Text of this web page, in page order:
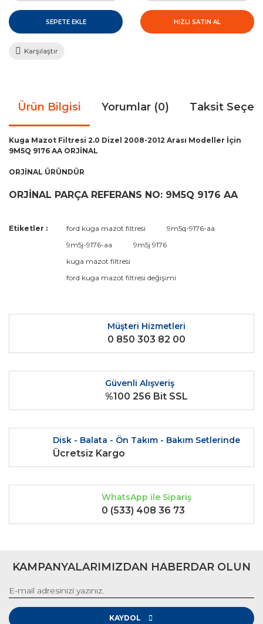
SEPETE EKLE HIZLI SATIN AL
Karşılaştır
Ürün Bilgisi Yorumlar (0) Taksit
Kuga Mazot Filtresi 2.0 Dizel 2008-2012 Arası Modeller İçin
9M5Q 9176 AA ORJİNAL
ORJİNAL ÜRÜNDÜR
ORJİNAL PARÇA REFERANS NO: 9M5Q 9176 AA
Bu ürüne ilk yorumu siz yapın!
Yorum Yaz
Bu ürünün fiyat bilgisi, resim, ürün açıklamalarında ve diğer
kullanarak tarafımıza iletebilirsiniz.
Görüş ve önerileriniz için teşekkür ederiz.
Ürün bilgilerinde hatalar bulunuyor.
Ürün fiyatı diğer sitelerden daha pahalı.
Bu ürüne benzer farklı alternatifler olmalı.
Etiketler : ford kuga mazot filtresi
9m5q-9176-aa
9m5j-9176-aa
9m5j 9176
kuga mazot filtresi
ford kuga mazot filtresi değişimi
Müşteri Hizmetleri
0 850 303 82 00
Güvenli Alışveriş
%100 256 Bit SSL
Disk - Balata - Ön Takım - Bakım Setlerinde
Ücretsiz Kargo
WhatsApp ile Sipariş
0 (533) 408 36 73
KAMPANYALARIMIZDAN HABERDAR OLUN
KAYDOL